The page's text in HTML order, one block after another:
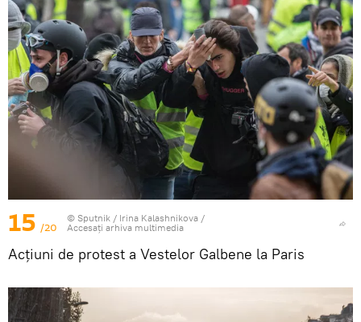
15 /20
© Sputnik / Irina Kalashnikova /
Accesați arhiva multimedia
Acțiuni de protest a Vestelor Galbene la Paris